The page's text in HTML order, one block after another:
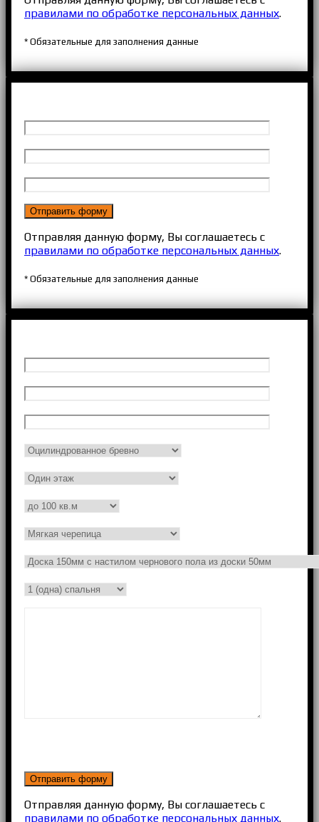
правилами по обработке персональных данных.
* Обязательные для заполнения данные
Отправляя данную форму, Вы соглашаетесь с
правилами по обработке персональных данных.
* Обязательные для заполнения данные
Отправляя данную форму, Вы соглашаетесь с
правилами по обработке персональных данных.